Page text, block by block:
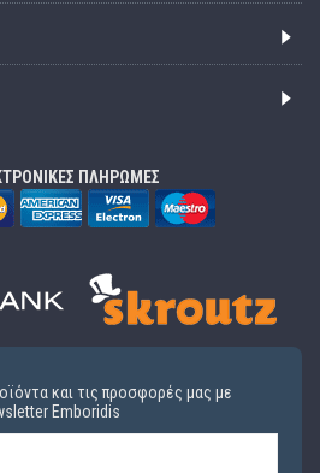
ΠΛΗΡΩΜΕΣ
και τις προσφορές μας με
Emboridis